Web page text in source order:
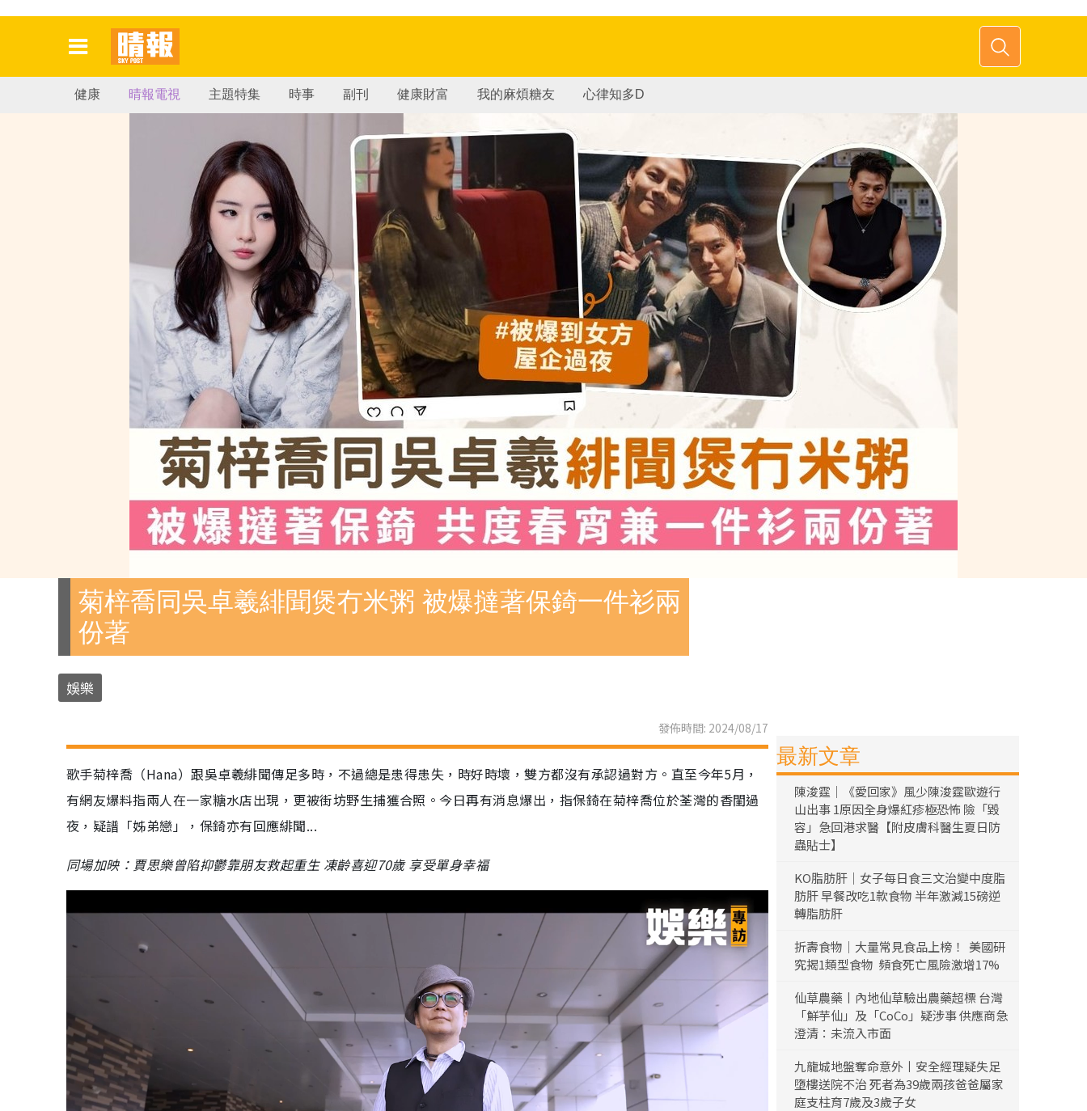
健康 晴報電視 主題特集 時事 副刊 健康財富 我的麻煩糖友 心律知多D
菊梓喬同吳卓羲緋聞煲冇米粥 被爆撻著保錡一件衫兩
份著
娛樂
發佈時間: 2024/08/17
歌手菊梓喬（Hana）跟吳卓羲緋聞傳足多時，不過總是患得患失，時好時壞，雙方都沒有承認過對方。直至今年5月，
有網友爆料指兩人在一家糖水店出現，更被街坊野生捕獲合照。今日再有消息爆出，指保錡在菊梓喬位於荃灣的香閨過
夜，疑譜「姊弟戀」，保錡亦有回應緋聞...
同場加映：賈思樂曾陷抑鬱靠朋友救起重生 凍齡喜迎70歲 享受單身幸福
最新文章
陳浚霆｜《愛回家》風少陳浚霆歐遊行
山出事 1原因全身爆紅疹極恐怖 險「毀
容」急回港求醫【附皮膚科醫生夏日防
蟲貼士】
KO脂肪肝｜女子每日食三文治變中度脂
肪肝 早餐改吃1款食物 半年激減15磅逆
轉脂肪肝
折壽食物｜大量常見食品上榜！ 美國研
究揭1類型食物 頻食死亡風險激增17%
仙草農藥丨內地仙草驗出農藥超標 台灣
「鮮芋仙」及「CoCo」疑涉事 供應商急
澄清：未流入市面
九龍城地盤奪命意外丨安全經理疑失足
墮樓送院不治 死者為39歲兩孩爸爸屬家
庭支柱育7歲及3歲子女